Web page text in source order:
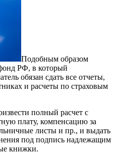
Подобным образом
РФ, в который
обязан сдать все отчеты,
и расчеты по страховым
полный расчет с
плату, компенсацию за
листы и пр., и выдать
под подпись надлежащим
книжки.